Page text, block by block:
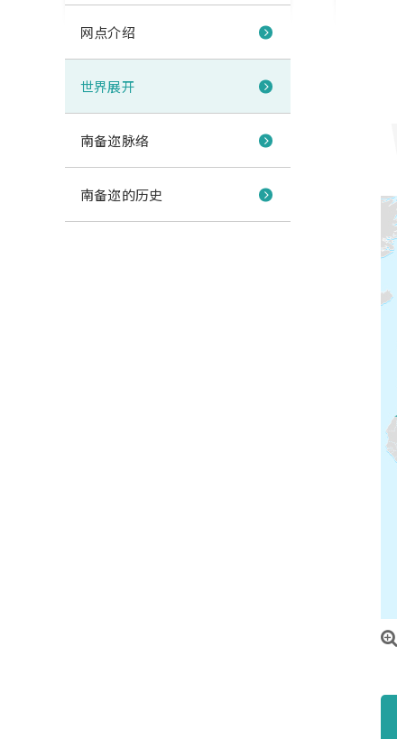
网点介绍
世界展开
南备迩脉络
南备迩的历史